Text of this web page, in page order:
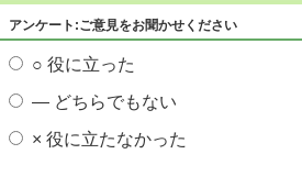
アンケート:ご意見をお聞かせください
○ 役に立った
― どちらでもない
× 役に立たなかった